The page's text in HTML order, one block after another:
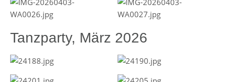
Tanzparty, März 2026